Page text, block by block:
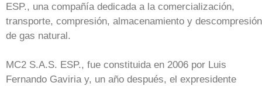
ESP., una compañía dedicada a la comercialización,
transporte, compresión, almacenamiento y descompresión
de gas natural.
MC2 S.A.S. ESP., fue constituida en 2006 por Luis
Fernando Gaviria y, un año después, el expresidente